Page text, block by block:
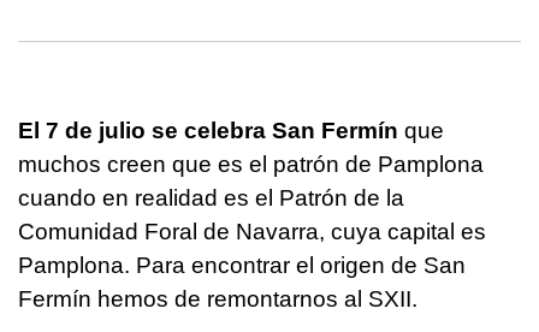
El 7 de julio se celebra San Fermín que
muchos creen que es el patrón de Pamplona
cuando en realidad es el Patrón de la
Comunidad Foral de Navarra, cuya capital es
Pamplona. Para encontrar el origen de San
Fermín hemos de remontarnos al SXII.